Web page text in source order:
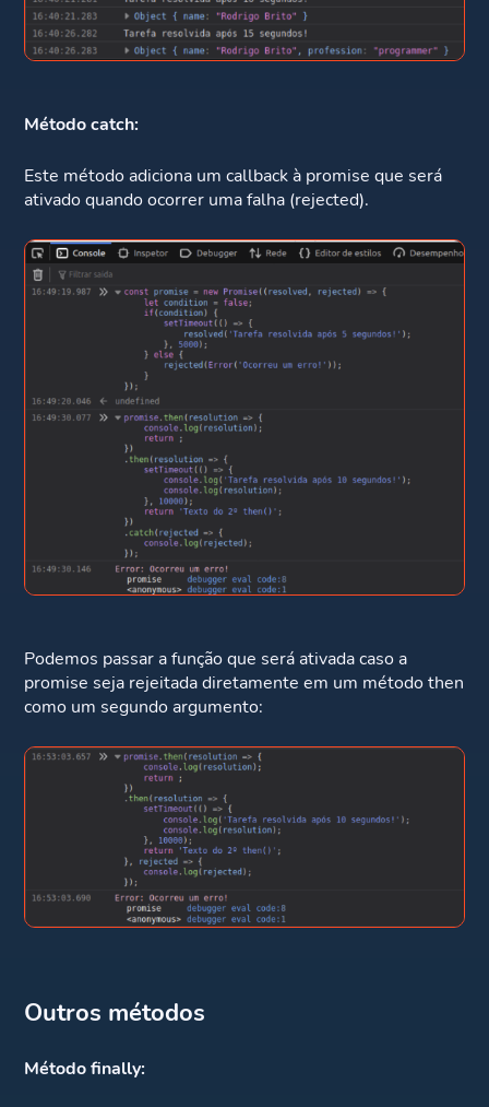
Método catch:
Este método adiciona um callback à promise que será
ativado quando ocorrer uma falha (rejected).
Podemos passar a função que será ativada caso a
promise seja rejeitada diretamente em um método then
como um segundo argumento:
Outros métodos
Método finally: